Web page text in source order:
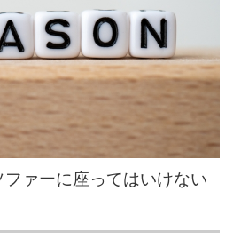
ァーに座ってはいけない